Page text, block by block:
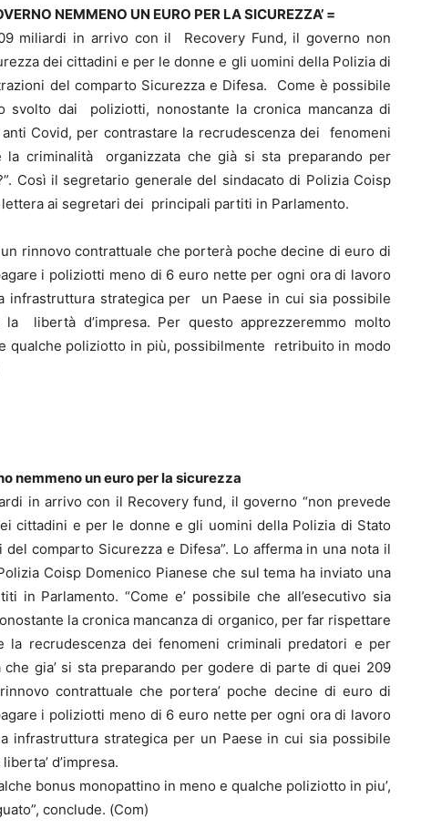
NEMMENO UN EURO PER LA SICUREZZA’ =
miliardi in arrivo con il Recovery Fund, il governo non
dei cittadini e per le donne e gli uomini della Polizia di
del comparto Sicurezza e Difesa. Come è possibile
svolto dai poliziotti, nonostante la cronica mancanza di
Covid, per contrastare la recrudescenza dei fenomeni
la criminalità organizzata che già si sta preparando per
Così il segretario generale del sindacato di Polizia Coisp
ai segretari dei principali partiti in Parlamento.
rinnovo contrattuale che porterà poche decine di euro di
i poliziotti meno di 6 euro nette per ogni ora di lavoro
infrastruttura strategica per un Paese in cui sia possibile
libertà d’impresa. Per questo apprezzeremmo molto
qualche poliziotto in più, possibilmente retribuito in modo
nemmeno un euro per la sicurezza
in arrivo con il Recovery fund, il governo “non prevede
cittadini e per le donne e gli uomini della Polizia di Stato
comparto Sicurezza e Difesa”. Lo afferma in una nota il
Coisp Domenico Pianese che sul tema ha inviato una
in Parlamento. “Come e’ possibile che all’esecutivo sia
la cronica mancanza di organico, per far rispettare
la recrudescenza dei fenomeni criminali predatori e per
che gia’ si sta preparando per godere di parte di quei 209
contrattuale che portera’ poche decine di euro di
i poliziotti meno di 6 euro nette per ogni ora di lavoro
infrastruttura strategica per un Paese in cui sia possibile
d’impresa.
bonus monopattino in meno e qualche poliziotto in piu’,
conclude. (Com)